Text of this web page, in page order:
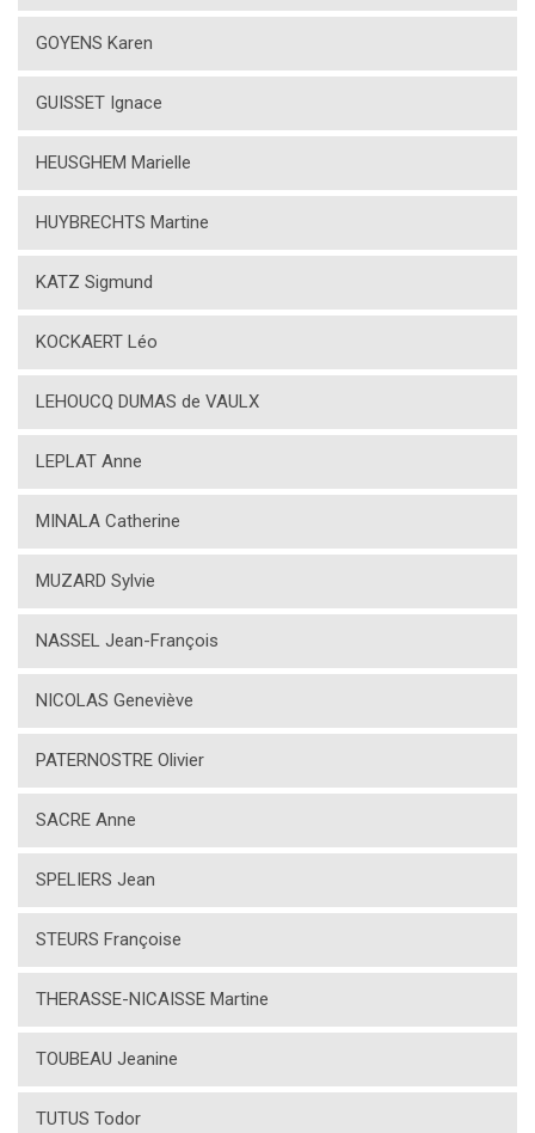
GOYENS Karen
GUISSET Ignace
HEUSGHEM Marielle
HUYBRECHTS Martine
KATZ Sigmund
KOCKAERT Léo
LEHOUCQ DUMAS de VAULX
LEPLAT Anne
MINALA Catherine
MUZARD Sylvie
NASSEL Jean-François
NICOLAS Geneviève
PATERNOSTRE Olivier
SACRE Anne
SPELIERS Jean
STEURS Françoise
THERASSE-NICAISSE Martine
TOUBEAU Jeanine
TUTUS Todor